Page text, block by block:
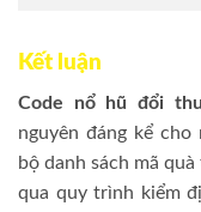
Kết luận
Code nổ hũ đổi
nguyên đáng kể
bộ danh sách mã
qua quy trình kiểm